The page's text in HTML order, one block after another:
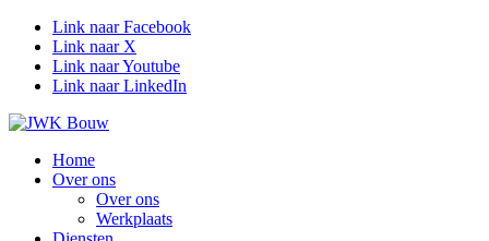
Link naar Facebook
Link naar X
Link naar Youtube
Link naar LinkedIn
Home
Over ons
Over ons
Werkplaats